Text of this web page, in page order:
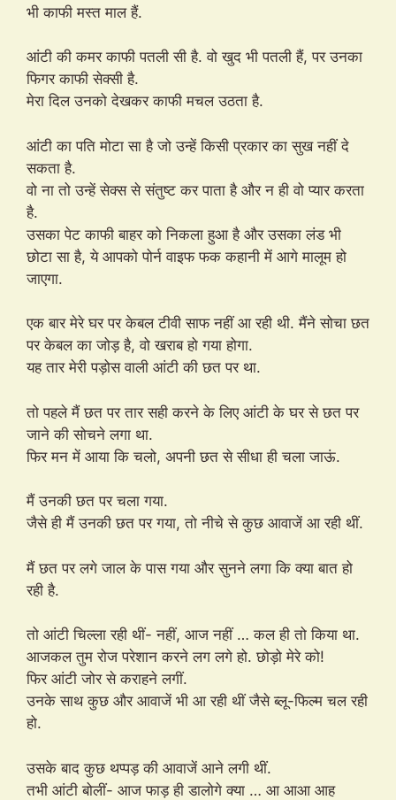
भी काफी मस्त माल हैं.
आंटी की कमर काफी पतली सी है. वो खुद भी पतली हैं, पर उनका
फिगर काफी सेक्सी है.
मेरा दिल उनको देखकर काफी मचल उठता है.
आंटी का पति मोटा सा है जो उन्हें किसी प्रकार का सुख नहीं दे
सकता है.
वो ना तो उन्हें सेक्स से संतुष्ट कर पाता है और न ही वो प्यार करता
है.
उसका पेट काफी बाहर को निकला हुआ है और उसका लंड भी
छोटा सा है, ये आपको पोर्न वाइफ फक कहानी में आगे मालूम हो
जाएगा.
एक बार मेरे घर पर केबल टीवी साफ नहीं आ रही थी. मैंने सोचा छत
पर केबल का जोड़ है, वो खराब हो गया होगा.
यह तार मेरी पड़ोस वाली आंटी की छत पर था.
तो पहले मैं छत पर तार सही करने के लिए आंटी के घर से छत पर
जाने की सोचने लगा था.
फिर मन में आया कि चलो, अपनी छत से सीधा ही चला जाऊं.
मैं उनकी छत पर चला गया.
जैसे ही मैं उनकी छत पर गया, तो नीचे से कुछ आवाजें आ रही थीं.
मैं छत पर लगे जाल के पास गया और सुनने लगा कि क्या बात हो
रही है.
तो आंटी चिल्ला रही थीं- नहीं, आज नहीं … कल ही तो किया था.
आजकल तुम रोज परेशान करने लग लगे हो. छोड़ो मेरे को!
फिर आंटी जोर से कराहने लगीं.
उनके साथ कुछ और आवाजें भी आ रही थीं जैसे ब्लू-फिल्म चल रही
हो.
उसके बाद कुछ थप्पड़ की आवाजें आने लगी थीं.
तभी आंटी बोलीं- आज फाड़ ही डालोगे क्या … आ आआ आह